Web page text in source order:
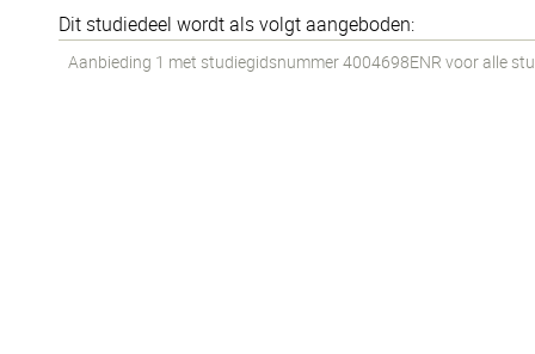
Dit studiedeel wordt als volgt aangeboden:
Aanbieding 1 met studiegidsnummer 4004698ENR voor alle